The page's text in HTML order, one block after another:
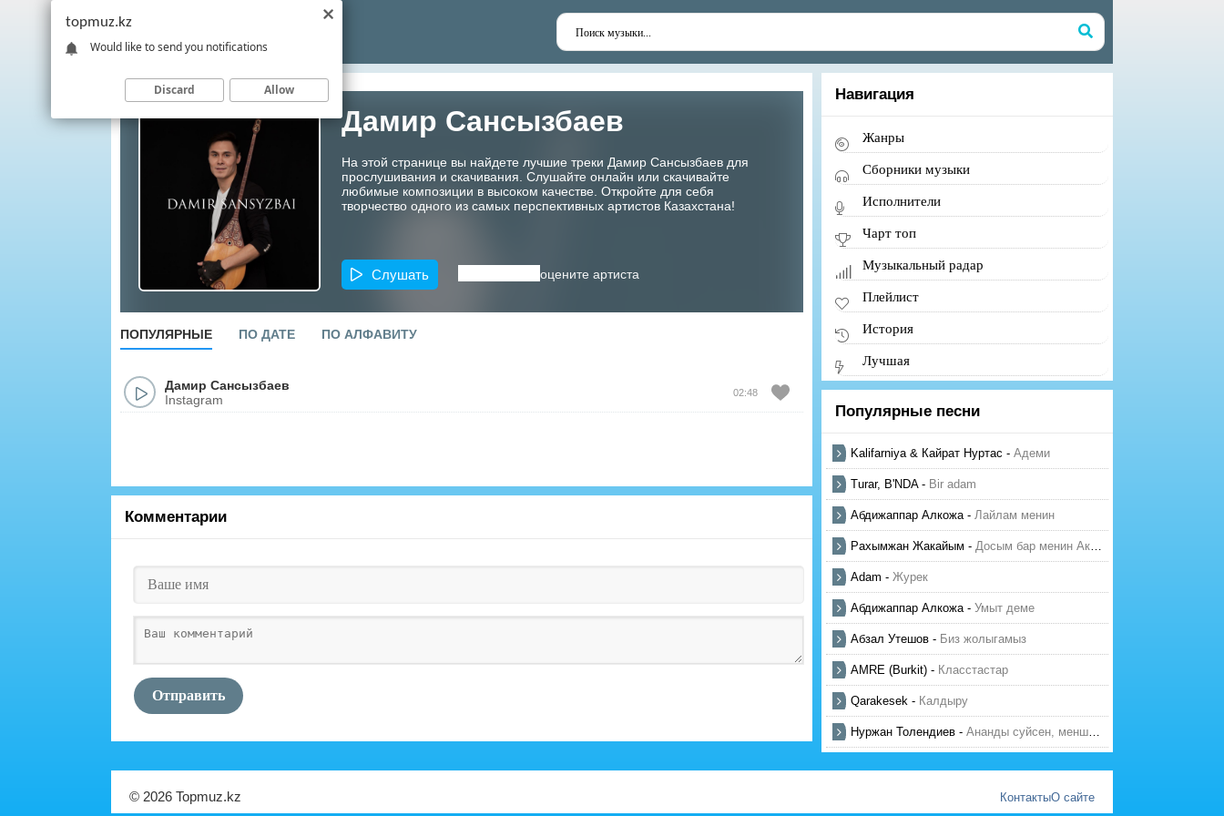
Дамир Сансызбаев
На этой странице вы найдете лучшие треки Дамир Сансызбаев для
прослушивания и скачивания. Слушайте онлайн или скачивайте
любимые композиции в высоком качестве. Откройте для себя
творчество одного из самых перспективных артистов Казахстана!
Слушать оцените артиста
ПОПУЛЯРНЫЕ ПО ДАТЕ ПО АЛФАВИТУ
Дамир Сансызбаев
Instagram
02:48
Комментарии
Отправить
Навигация
Жанры
Сборники музыки
Исполнители
Чарт топ
Музыкальный радар
Плейлист
История
Лучшая
Популярные песни
Kalifarniya & Кайрат Нуртас - Адеми
Turar, B'NDA- Bir adam
Абдижаппар Алкожа- Лайлам менин
Рахымжан Жакайым - Досым бар менин Актауда
Adam - Журек
Абдижаппар Алкожа- Умыт деме
Абзал Утешов - Биз жолыгамыз
AMRE (Burkit) - Класстастар
Qarakesek - Калдыру
Нуржан Толендиев - Ананды суйсен, менше суй
© 2026 Topmuz.kz КонтактыО сайте
topmuz.kz
Would like to send you notifications
Discard Allow